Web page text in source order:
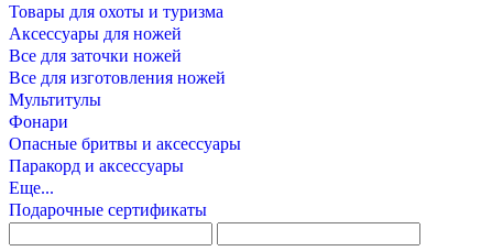
Товары для охоты и туризма
Аксессуары для ножей
Все для заточки ножей
Все для изготовления ножей
Мультитулы
Фонари
Опасные бритвы и аксессуары
Паракорд и аксессуары
Еще...
Подарочные сертификаты